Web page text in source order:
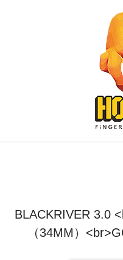
BLACKRIVER 3.0
（34MM）